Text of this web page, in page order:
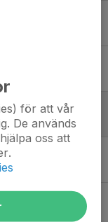
för att vår
De används
oss att